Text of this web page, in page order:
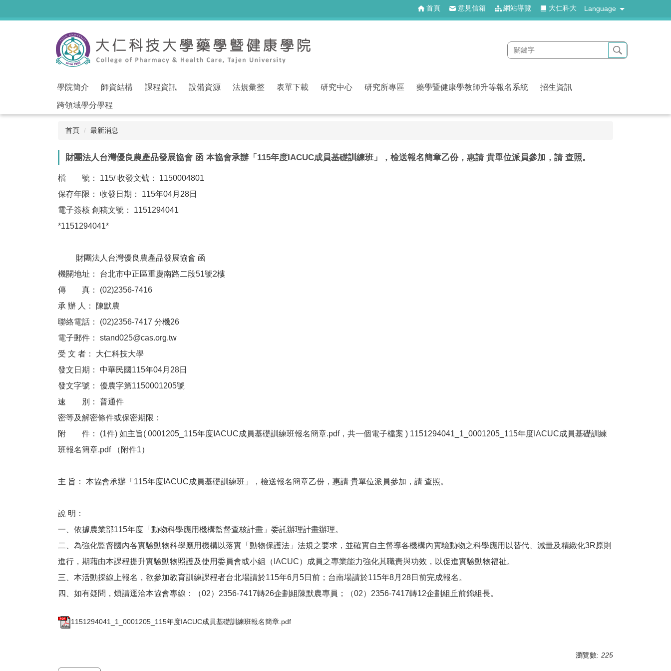
首頁 意見信箱 網站導覽 大仁科大 Language
學院簡介 師資結構 課程資訊 設備資源 法規彙整 表單下載 研究中心 研究所專區 藥學暨健康學教師升等報名系統 招生資訊
跨領域學分學程
首頁 最新消息
財團法人台灣優良農產品發展協會 函 本協會承辦「115年度IACUC成員基礎訓練班」，檢送報名簡章乙份，惠請 貴單位派員參加，請 查照。
檔 號： 115/ 收發文號： 1150004801
保存年限： 收發日期： 115年04月28日
電子簽核 創稿文號： 1151294041
*1151294041*
財團法人台灣優良農產品發展協會 函
機關地址： 台北市中正區重慶南路二段51號2樓
傳 真： (02)2356-7416
承 辦 人： 陳默農
聯絡電話： (02)2356-7417 分機26
電子郵件： stand025@cas.org.tw
受 文 者： 大仁科技大學
發文日期： 中華民國115年04月28日
發文字號： 優農字第1150001205號
速 別： 普通件
密等及解密條件或保密期限：
附 件： (1件) 如主旨( 0001205_115年度IACUC成員基礎訓練班報名簡章.pdf，共一個電子檔案 ) 1151294041_1_0001205_115年度IACUC成員基礎訓練
班報名簡章.pdf （附件1）
主 旨： 本協會承辦「115年度IACUC成員基礎訓練班」，檢送報名簡章乙份，惠請 貴單位派員參加，請 查照。
說 明：
一、依據農業部115年度「動物科學應用機構監督查核計畫」委託辦理計畫辦理。
二、為強化監督國內各實驗動物科學應用機構以落實「動物保護法」法規之要求，並確實自主督導各機構內實驗動物之科學應用以替代、減量及精緻化3R原則
進行，期藉由本課程提升實驗動物照護及使用委員會或小組（IACUC）成員之專業能力強化其職責與功效，以促進實驗動物福祉。
三、本活動採線上報名，欲參加教育訓練課程者台北場請於115年6月5日前；台南場請於115年8月28日前完成報名。
四、如有疑問，煩請逕洽本協會專線：（02）2356-7417轉26企劃組陳默農專員；（02）2356-7417轉12企劃組丘前錦組長。
1151294041_1_0001205_115年度IACUC成員基礎訓練班報名簡章.pdf
瀏覽數: 225